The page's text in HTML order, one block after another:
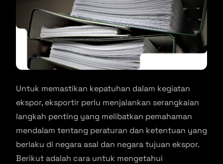
Untuk memastikan kepatuhan dalam kegiatan
ekspor, eksportir perlu menjalankan serangkaian
langkah penting yang melibatkan pemahaman
mendalam tentang peraturan dan ketentuan yang
berlaku di negara asal dan negara tujuan ekspor.
Berikut adalah cara untuk mengetahui